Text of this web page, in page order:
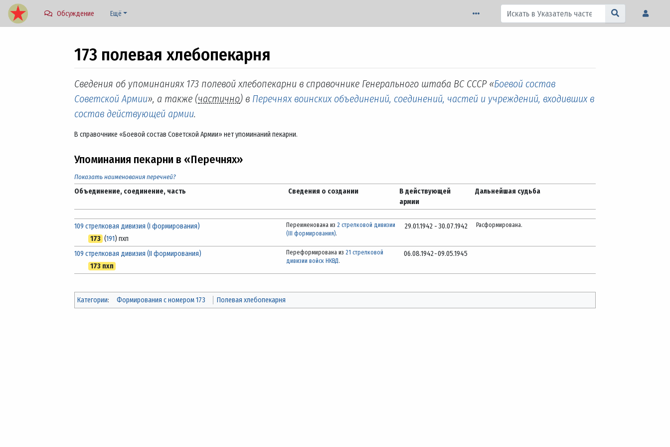
Обсуждение Ещё
173 полевая хлебопекарня
Перейти к:навигация,поиск
Сведения об упоминаниях 173 полевой хлебопекарни в справочнике Генерального штаба ВС СССР «Боевой состав
Советской Армии», а также (частично) в Перечнях воинских объединений, соединений, частей и учреждений, входивших в
состав действующей армии.
В справочнике «Боевой состав Советской Армии» нет упоминаний пекарни.
Упоминания пекарни в «Перечнях»
Показать наименования перечней?
Объединение, соединение, часть Сведения о создании
В действующей
армии
Дальнейшая судьба
109 стрелковая дивизия (I формирования)
173 (191) пхп
Переименована из 2 стрелковой дивизии
(III формирования).
29.01.1942 -30.07.1942 Расформирована.
109 стрелковая дивизия (II формирования)
173 пхп
Переформирована из 21 стрелковой
дивизии войск НКВД.
06.08.1942-09.05.1945
Категории: Формирования с номером 173 Полевая хлебопекарня